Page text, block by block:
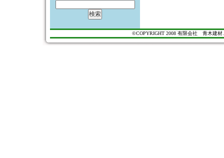
©COPYRIGHT 2008 有限会社 青木建材.